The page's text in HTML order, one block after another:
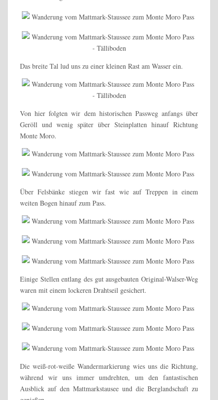
Das breite Tal lud uns zu einer kleinen Rast am Wasser ein.
Von hier folgten wir dem historischen Passweg anfangs über
Geröll und wenig später über Steinplatten hinauf Richtung
Monte Moro.
Über Felsbänke stiegen wir fast wie auf Treppen in einem
weiten Bogen hinauf zum Pass.
Einige Stellen entlang des gut ausgebauten Original-Walser-Weg
waren mit einem lockeren Drahtseil gesichert.
Die weiß-rot-weiße Wandermarkierung wies uns die Richtung,
während wir uns immer umdrehten, um den fantastischen
Ausblick auf den Mattmarkstausee und die Berglandschaft zu